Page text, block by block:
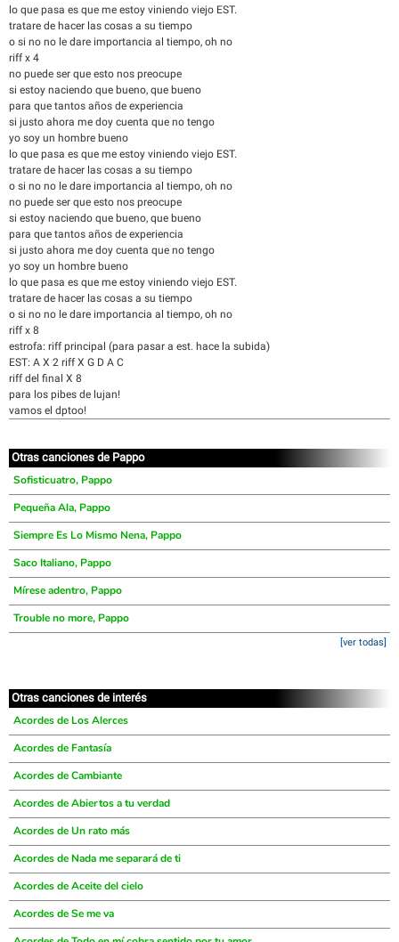
lo que pasa es que me estoy viniendo viejo EST.
tratare de hacer las cosas a su tiempo
o si no no le dare importancia al tiempo, oh no
riff x 4
no puede ser que esto nos preocupe
si estoy naciendo que bueno, que bueno
para que tantos años de experiencia
si justo ahora me doy cuenta que no tengo
yo soy un hombre bueno
lo que pasa es que me estoy viniendo viejo EST.
tratare de hacer las cosas a su tiempo
o si no no le dare importancia al tiempo, oh no
no puede ser que esto nos preocupe
si estoy naciendo que bueno, que bueno
para que tantos años de experiencia
si justo ahora me doy cuenta que no tengo
yo soy un hombre bueno
lo que pasa es que me estoy viniendo viejo EST.
tratare de hacer las cosas a su tiempo
o si no no le dare importancia al tiempo, oh no
riff x 8
estrofa: riff principal (para pasar a est. hace la subida)
EST: A X 2 riff X G D A C
riff del final X 8
para los pibes de lujan!
vamos el dptoo!
Otras canciones de Pappo
Sofisticuatro, Pappo
Pequeña Ala, Pappo
Siempre Es Lo Mismo Nena, Pappo
Saco Italiano, Pappo
Mírese adentro, Pappo
Trouble no more, Pappo
[ver todas]
Otras canciones de interés
Acordes de Los Alerces
Acordes de Fantasía
Acordes de Cambiante
Acordes de Abiertos a tu verdad
Acordes de Un rato más
Acordes de Nada me separará de ti
Acordes de Aceite del cielo
Acordes de Se me va